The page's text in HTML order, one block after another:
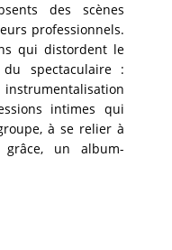
des scènes
professionnels.
qui distordent le
spectaculaire :
intimes qui
à se relier à
un album-